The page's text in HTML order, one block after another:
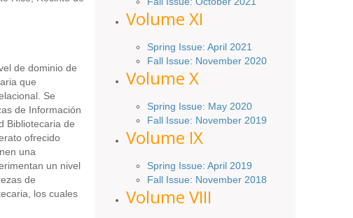
de dominio de
que
Se
de Información
Bibliotecaria de
ofrecido
una
un nivel
de
los cuales
Volume XI
Spring Issue: April 2021
Fall Issue: November2020
Volume X
Spring Issue: May 2020
Fall Issue: November 2019
Volume IX
Spring Issue: April 2019
Fall Issue: November 2018
Volume VIII